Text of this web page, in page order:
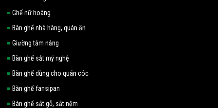
Ghế nữ hoàng
Bàn ghế nhà hàng, quán ăn
Giường tắm nắng
Bàn ghế sắt mỹ nghệ
Bàn ghế dùng cho quán cóc
Bàn ghế fansipan
Bàn ghế sắt gỗ, sắt nệm